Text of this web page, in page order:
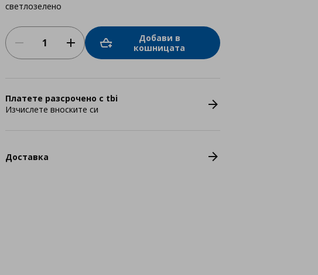
светлозелено
Добави в
кошницата
Платете разсрочено с tbi
Изчислете вноските си
Доставка